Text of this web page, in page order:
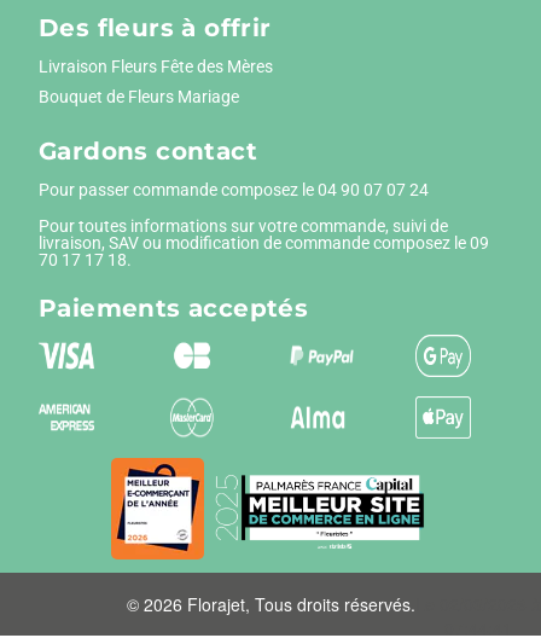
Des fleurs à offrir
Livraison Fleurs Fête des Mères
Bouquet de Fleurs Mariage
Gardons contact
Pour passer commande composez le04 90 07 07 24
Pour toutes informations sur votre commande, suivi de
livraison, SAV ou modification de commande composez le 09
70 17 17 18.
Paiements acceptés
© 2026 Florajet, Tous droits réservés.